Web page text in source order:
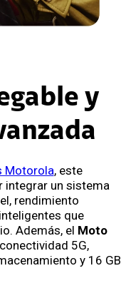
y
Motorola, este
integrar un sistema
rendimiento
que
Además, el Moto
5G,
y 16 GB